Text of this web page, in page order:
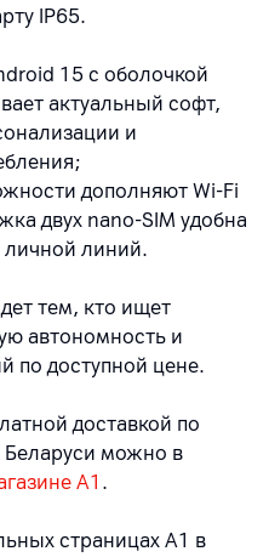
IP65.
15 с оболочкой
актуальный софт,
и
дополняют Wi‑Fi
двух nano‑SIM удобна
личной линий.
тем, кто ищет
автономность и
по доступной цене.
доставкой по
Беларуси можно в
А1 .
страницах A1 в